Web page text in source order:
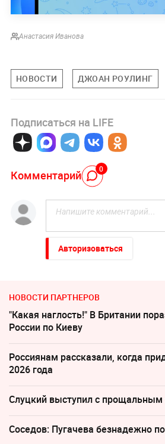
Анастасия Иванова
НОВОСТИ ДЖОАН РОУЛИНГ
Подписаться на LIFE
Комментарий 0
Авторизоваться
НОВОСТИ ПАРТНЕРОВ
"Какая наглость!" В Британии
России по Киеву
Россиянам рассказали, когда
2026 года
Слуцкий выступил с прощальным
Соседов: Пугачева безнадежно